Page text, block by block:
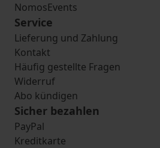
NomosEvents
Service
Lieferung und Zahlung
Kontakt
Häufig gestellte Fragen
Widerruf
Abo kündigen
Sicher bezahlen
PayPal
Kreditkarte